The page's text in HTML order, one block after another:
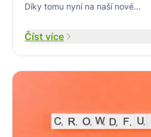
Díky tomu nyní na naší nové...
Číst více